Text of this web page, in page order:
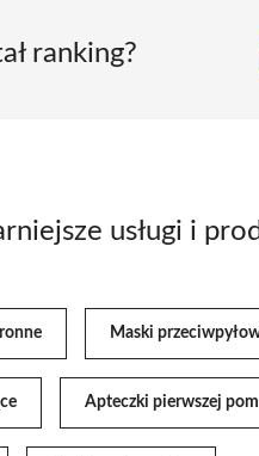
ranking?
usługi i
Maski
Apteczki pierwszej